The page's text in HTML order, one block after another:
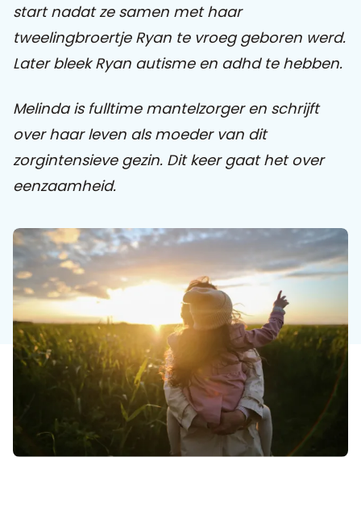
Sophi
Sophi
start nadat ze samen met haar
tweelingbroertje Ryan te vroeg geboren werd.
Later bleek Ryan autisme en adhd te hebben.
Melinda is fulltime mantelzorger en schrijft
over haar leven als moeder van dit
zorgintensieve gezin. Dit keer gaat het over
eenzaamheid.